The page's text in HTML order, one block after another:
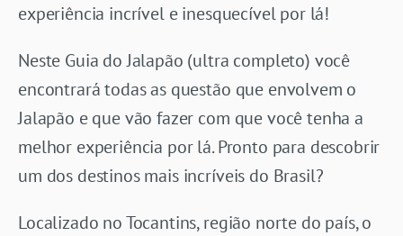
experiência incrível e inesquecível por lá!
Neste Guia do Jalapão (ultra completo) você
encontrará todas as questão que envolvem o
Jalapão e que vão fazer com que você tenha a
melhor experiência por lá. Pronto para descobrir
um dos destinos mais incríveis do Brasil?
Localizado no Tocantins, região norte do país, o